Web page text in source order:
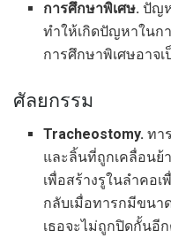
การศึกษาพิเศษ. ปัญ
ทำให้เกิดปัญหาในก
การศึกษาพิเศษอาจ
ศัลยกรรม
Tracheostomy. ทา
และลิ้นที่ถูกเคลื่อนย้
เพื่อสร้างรูในลำคอ
กลับเมื่อทารกมีขนา
เธอจะไม่ถูกปิดกั้นอี